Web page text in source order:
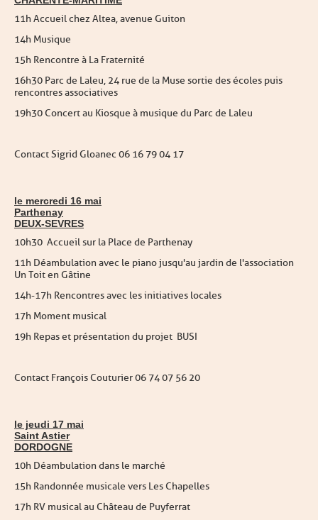
11h Accueil chez Altea, avenue Guiton
14h Musique
15h Rencontre à La Fraternité
16h30 Parc de Laleu, 24 rue de la Muse sortie des écoles puis
rencontres associatives
19h30 Concert au Kiosque à musique du Parc de Laleu
Contact Sigrid Gloanec 06 16 79 04 17
le mercredi 16 mai
Parthenay
DEUX-SEVRES
10h30 Accueil sur la Place de Parthenay
11h Déambulation avec le piano jusqu'au jardin de l'association
Un Toit en Gâtine
14h-17h Rencontres avec les initiatives locales
17h Moment musical
19h Repas et présentation du projet BUSI
Contact François Couturier 06 74 07 56 20
le jeudi 17 mai
Saint Astier
DORDOGNE
10h Déambulation dans le marché
15h Randonnée musicale vers Les Chapelles
17h RV musical au Château de Puyferrat